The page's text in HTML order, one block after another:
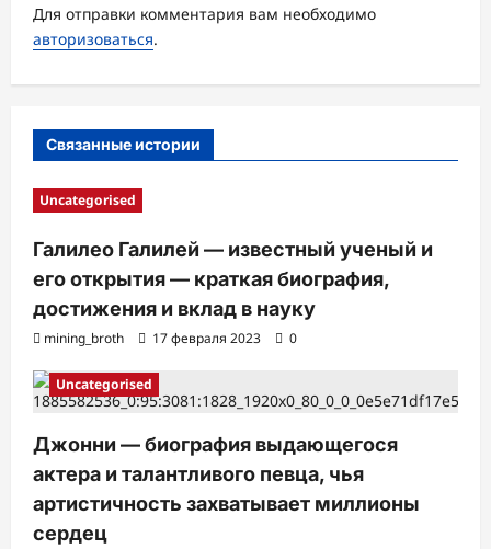
а
п
и
Для отправки комментария вам необходимо
авторизоваться.
Связанные истории
Uncategorised
Галилео Галилей — известный ученый и
его открытия — краткая биография,
достижения и вклад в науку
mining_broth 17 февраля 2023 0
Uncategorised
Джонни — биография выдающегося
актера и талантливого певца, чья
артистичность захватывает миллионы
сердец